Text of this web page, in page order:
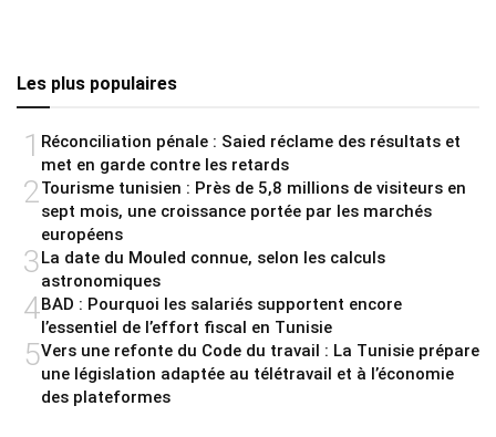
Les plus populaires
1 Réconciliation pénale : Saied réclame des résultats et
met en garde contre les retards
2Tourisme tunisien : Près de 5,8 millions de visiteurs en
sept mois, une croissance portée par les marchés
européens
3La date du Mouled connue, selon les calculs
astronomiques
4BAD : Pourquoi les salariés supportent encore
l’essentiel de l’effort fiscal en Tunisie
5Vers une refonte du Code du travail : La Tunisie prépare
une législation adaptée au télétravail et à l’économie
des plateformes